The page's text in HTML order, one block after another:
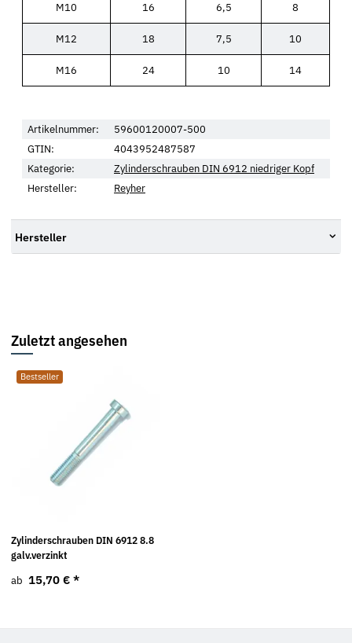
M10 16 6,5 8
M12 18 7,5 10
M16 24 10 14
Artikelnummer:
59600120007-500
GTIN:
4043952487587
Kategorie:
Zylinderschrauben DIN 6912 niedriger Kopf
Hersteller:
Reyher
Hersteller
Zuletzt angesehen
Bestseller
Zylinderschrauben DIN 6912 8.8
galv.verzinkt
ab 15,70 € *